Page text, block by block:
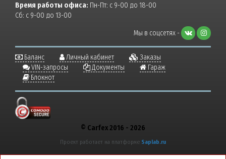
Время работы офиса: Пн-Пт: с 9-00 до 18-00
Сб: с 9-00 до 13-00
Мы в соцсетях -
Баланс Личный кабинет
Заказы
VIN-запросы
Документы
Гараж
Блокнот
© Carfex 2016 - 2026
Проект работает на платформе Saplab.ru